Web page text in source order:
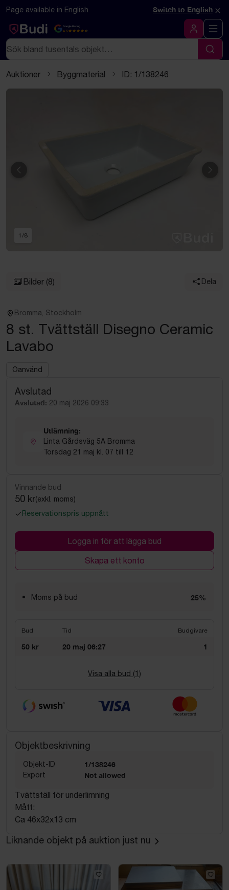
Hoppa till innehåll
Textbaserad (markdown) version av denna sida
Page available in English Switch to English ×
Google Rating
4.5
Logga in
Sök
Sök
Auktioner Byggmaterial ID: 1/138246
Föregående
1 /8
Bilder (8) Dela
Bromma, Stockholm
8 st. Tvättställ Disegno Ceramic
Lavabo
Oanvänd
Avslutad
Avslutad: 20 maj 2026 09:33
Utlämning:
Linta Gårdsväg 5A Bromma
Torsdag 21 maj kl. 07 till 12
Vinnande bud
50 kr(exkl. moms)
Reservationspris uppnått
Logga in för att lägga bud
Skapa ett konto
Moms på bud 25%
Bud Tid Budgivare
50 kr 20 maj 06:27 1
Visa alla bud (1 )
Objektbeskrivning
Objekt-ID 1/138246
Export Not allowed
Tvättställ för underlimning
Mått:
Ca 46x32x13 cm
Liknande objekt på auktion just nu